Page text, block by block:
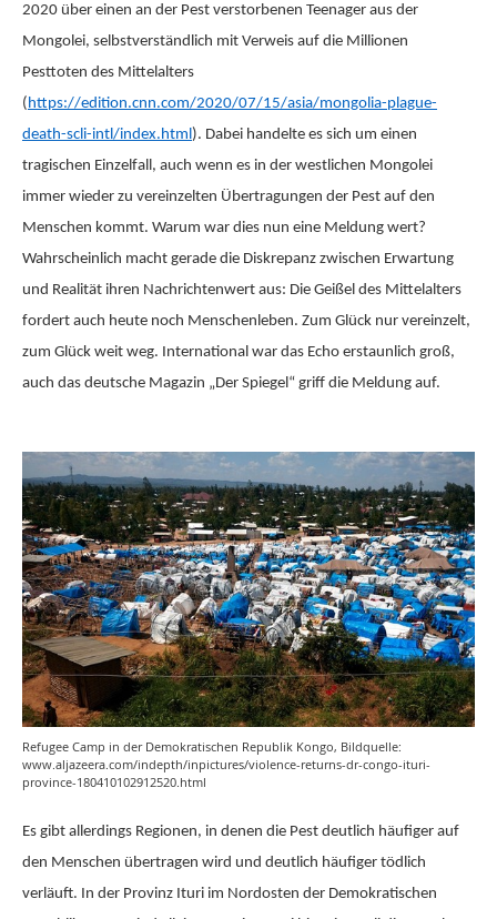
2020 über einen an der Pest verstorbenen Teenager aus der
Mongolei, selbstverständlich mit Verweis auf die Millionen
Pesttoten des Mittelalters
( https://edition.cnn.com/2020/07/15/asia/mongolia-plague-
death-scli-intl/index.html ). Dabei handelte es sich um einen
tragischen Einzelfall, auch wenn es in der westlichen Mongolei
immer wieder zu vereinzelten Übertragungen der Pest auf den
Menschen kommt. Warum war dies nun eine Meldung wert?
Wahrscheinlich macht gerade die Diskrepanz zwischen Erwartung
und Realität ihren Nachrichtenwert aus: Die Geißel des Mittelalters
fordert auch heute noch Menschenleben. Zum Glück nur vereinzelt,
zum Glück weit weg. International war das Echo erstaunlich groß,
auch das deutsche Magazin „Der Spiegel“ griff die Meldung auf.
Refugee Camp in der Demokratischen Republik Kongo, Bildquelle:
www.aljazeera.com/indepth/inpictures/violence-returns-dr-congo-ituri-
province-180410102912520.html
Es gibt allerdings Regionen, in denen die Pest deutlich häufiger auf
den Menschen übertragen wird und deutlich häufiger tödlich
verläuft. In der Provinz Ituri im Nordosten der Demokratischen